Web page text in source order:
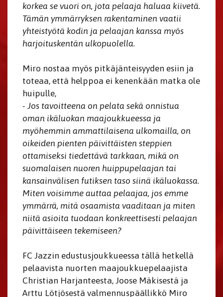
korkea se vuori on, jota pelaaja haluaa kiivetä.
Tämän ymmärryksen rakentaminen vaatii
yhteistyötä kodin ja pelaajan kanssa myös
harjoituskentän ulkopuolella.
Miro nostaa myös pitkäjänteisyyden esiin ja
toteaa, että helppoa ei kenenkään matka ole
huipulle,
- Jos tavoitteena on pelata sekä onnistua
oman ikäluokan maajoukkueessa ja
myöhemmin ammattilaisena ulkomailla, on
oikeiden pienten päivittäisten steppien
ottamiseksi tiedettävä tarkkaan, mikä on
suomalaisen nuoren huippupelaajan tai
kansainvälisen futiksen taso siinä ikäluokassa.
Miten voisimme auttaa pelaajaa, jos emme
ymmärrä, mitä osaamista vaaditaan ja miten
niitä asioita tuodaan konkreettisesti pelaajan
päivittäiseen tekemiseen?
FC Jazzin edustusjoukkueessa tällä hetkellä
pelaavista nuorten maajoukkuepelaajista
Christian Harjanteesta, Joose Mäkisestä ja
Arttu Lötjösestä valmennuspäällikkö Miro